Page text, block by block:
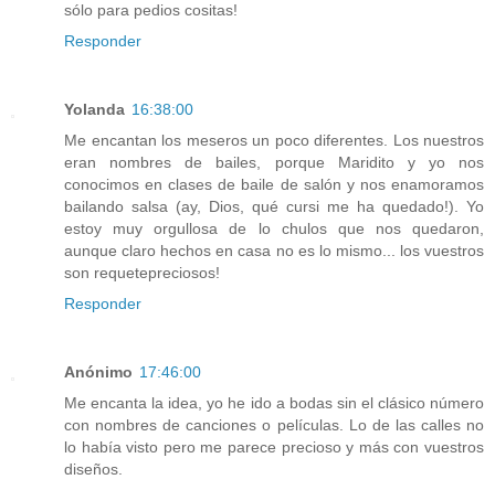
sólo para pedios cositas!
Responder
Yolanda 16:38:00
Me encantan los meseros un poco diferentes. Los nuestros
eran nombres de bailes, porque Maridito y yo nos
conocimos en clases de baile de salón y nos enamoramos
bailando salsa (ay, Dios, qué cursi me ha quedado!). Yo
estoy muy orgullosa de lo chulos que nos quedaron,
aunque claro hechos en casa no es lo mismo... los vuestros
son requetepreciosos!
Responder
Anónimo 17:46:00
Me encanta la idea, yo he ido a bodas sin el clásico número
con nombres de canciones o películas. Lo de las calles no
lo había visto pero me parece precioso y más con vuestros
diseños.